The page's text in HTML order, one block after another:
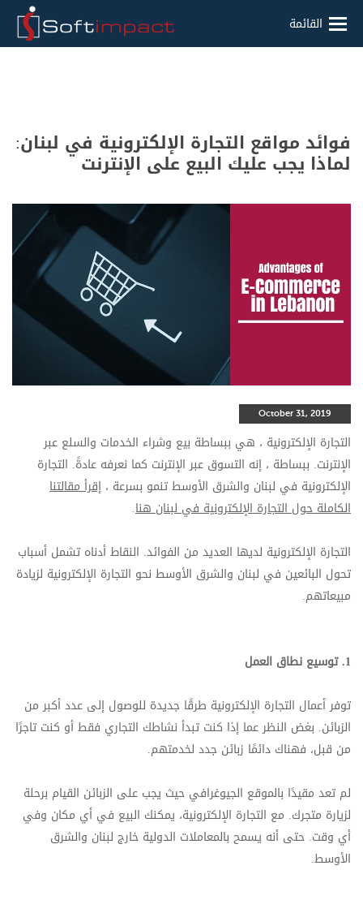
القائمة
فوائد مواقع التجارة الإلكترونية في لبنان:
لماذا يجب عليك البيع على الإنترنت
October 31, 2019
التجارة الإلكترونية ، هي ببساطة بيع وشراء الخدمات والسلع عبر
الإنترنت. ببساطة ، إنه التسوق عبر الإنترنت كما نعرفه عادة. التجارة
الإلكترونية في لبنان والشرق الأوسط تنمو بسرعة ، إقرأ مقالتنا
الكاملة حول التجارة الإلكترونية في لبنان هنا.
التجارة الإلكترونية لديها العديد من الفوائد. النقاط أدناه تشمل أسباب
تحول البائعين في لبنان والشرق الأوسط نحو التجارة الإلكترونية لزيادة
مبيعاتهم.
1. توسيع نطاق العمل
توفر أعمال التجارة الإلكترونية طرقًا جديدة للوصول إلى عدد أكبر من
الزبائن. بغض النظر عما إذا كنت تبدأ نشاطك التجاري فقط أو كنت تاجرًا
من قبل، فهناك دائمًا زبائن جدد لخدمتهم.
لم تعد مقيدًا بالموقع الجيوغرافي حيث يجب على الزبائن القيام برحلة
لزيارة متجرك. مع التجارة الإلكترونية، يمكنك البيع في أي مكان وفي
أي وقت. حتى أنه يسمح بالمعاملات الدولية خارج لبنان والشرق
الأوسط.